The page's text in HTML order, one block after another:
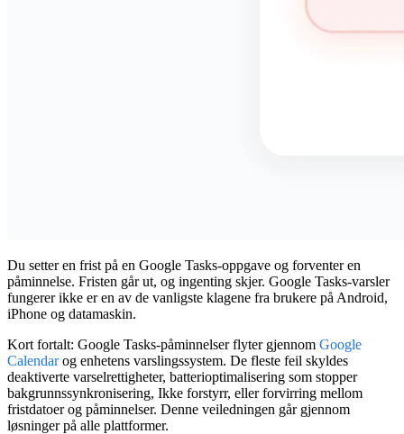
Du setter en frist på en Google Tasks-oppgave og forventer en
påminnelse. Fristen går ut, og ingenting skjer. Google Tasks-varsler
fungerer ikke er en av de vanligste klagene fra brukere på Android,
iPhone og datamaskin.
Kort fortalt: Google Tasks-påminnelser flyter gjennom Google
Calendarog enhetens varslingssystem. De fleste feil skyldes
deaktiverte varselrettigheter, batterioptimalisering som stopper
bakgrunnssynkronisering, Ikke forstyrr, eller forvirring mellom
fristdatoer og påminnelser. Denne veiledningen går gjennom
løsninger på alle plattformer.